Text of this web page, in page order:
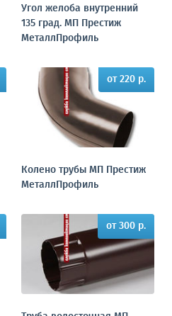
Угол желоба внутренний
135 град. МП Престиж
МеталлПрофиль
от 220 р.
Колено трубы МП Престиж
МеталлПрофиль
от 300 р.